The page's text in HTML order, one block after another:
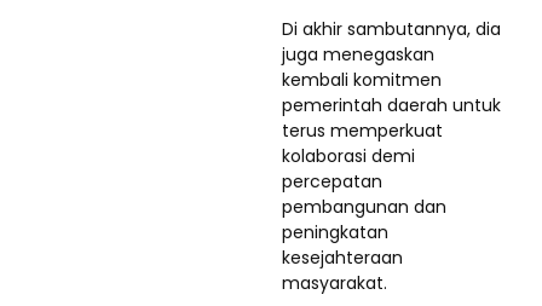
Di akhir sambutannya, dia
juga menegaskan
kembali komitmen
pemerintah daerah untuk
terus memperkuat
kolaborasi demi
percepatan
pembangunan dan
peningkatan
kesejahteraan
masyarakat.